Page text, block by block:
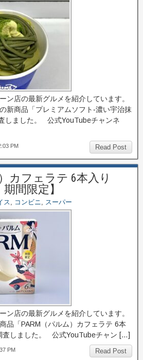
ン店の最新グルメを紹介しています。
新商品「プレミアムソフト‐濃い宇治抹
しました。 公式YouTubeチャンネ
Read Post
PM
カフェラテ 6本入り
間限定】
ス, コンビニ, スーパー
ン店の最新グルメを紹介しています。
品「PARM（パルム）カフェラテ 6本
査しました。 公式YouTubeチャン […]
Read Post
PM